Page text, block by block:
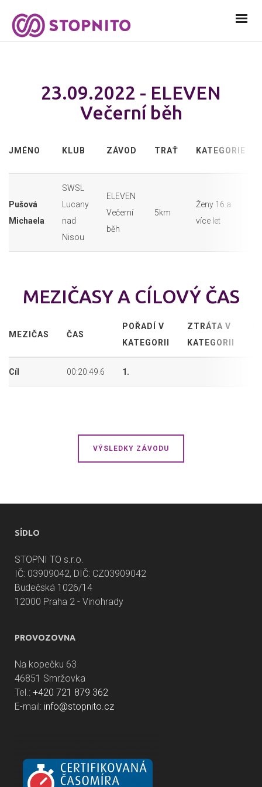
23.09.2022 - ELEVEN
Večerní běh
JMÉNO KLUB ZÁVOD TRAŤ KATEGORIE
Pušová
Michaela
SWSL
Lucany
nad
Nisou
ELEVEN
Večerní
běh
5km
Ženy 16 a
více let
MEZIČASY A CÍLOVÝ ČAS
MEZIČAS ČAS
POŘADÍ V
KATEGORII
ZTRÁTA V
KATEGORII
Cíl 00:20:49.6 1.
VÝSLEDKY ZÁVODU
SÍDLO
STOPNI TO s.r.o.
IČ: 03909042, DIČ: CZ03909042
Budečská 1026/14
12000 Praha 2 - Vinohrady
PROVOZOVNA
Na kopečku 63
46851 Smržovka
Tel.: +420 721 879 362
E-mail: info@stopnito.cz